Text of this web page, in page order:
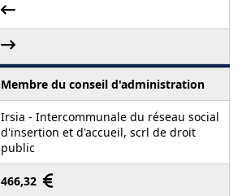
Membre du conseil d'administration
Irsia - Intercommunale du réseau social
d'insertion et d'accueil, scrl de droit
public
466,32